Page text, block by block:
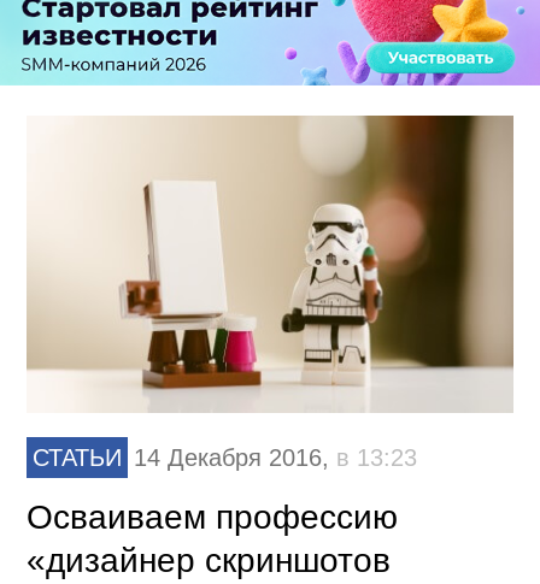
СТАТЬИ 14 Декабря 2016, в 13:23
Осваиваем профессию
«дизайнер скриншотов